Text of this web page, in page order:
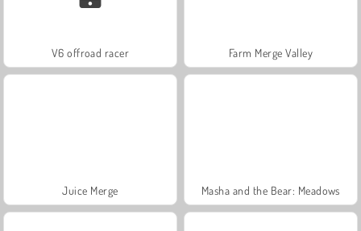
V6 offroad racer Farm Merge Valley
Juice Merge Masha and the Bear: Meadows